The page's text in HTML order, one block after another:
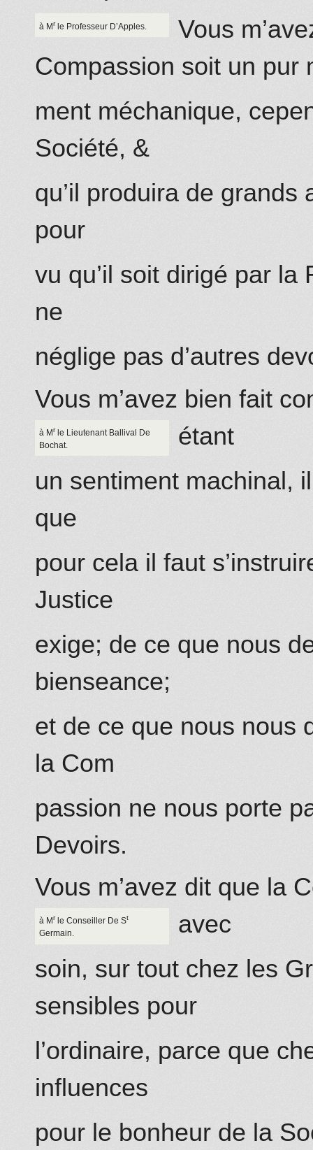
à Mrle Professeur D’Apples.
Vous
Compassion soit un pur
ment méchanique,
Société, &
qu’il produira de
pour
vu qu’il soit dirigé par la
ne
néglige pas d’autres
Vous m’avez bien fait
étant
à Mr le Lieutenant Ballival De
Bochat.
un sentiment machinal,
que
pour cela il faut
Justice
exige; de ce que nous
bienseance;
et de ce que nous nous
la Com
passion ne nous porte
Devoirs.
Vous m’avez dit que la
avec
à Mr le Conseiller De St
Germain.
soin, sur tout chez les
sensibles pour
l’ordinaire, parce que
influences
pour le bonheur de la